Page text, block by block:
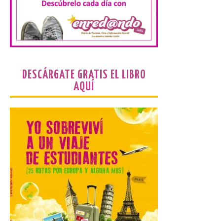
transportes y la
hostelería. En Alto
Campoo continuará la
programación musical de Estación
Sonora. Peña Cabarga, elegido lugar
preferente en la comunidad autónoma,
seguridad y acceso […]
Gijon prohíbe el baño en
San Lorenzo, Poniente y
Arbeyal el día del eclipse a
partir de las 19.00 horas.
8 Ago 2026
Incide en que el eclipse se
verá desde múltiples
puntos de la ciudad, por lo
que no será necesario
desplazarse y se
DESCÁRGATE GRATIS EL LIBRO
AQUÍ